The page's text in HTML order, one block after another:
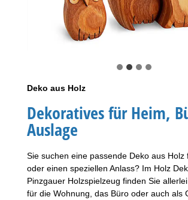
Deko aus Holz
Dekoratives für Heim,
Auslage
Sie suchen eine passende Deko aus Holz
oder einen speziellen Anlass? Im Holz
Pinzgauer Holzspielzeug finden Sie
für die Wohnung, das Büro oder auch als